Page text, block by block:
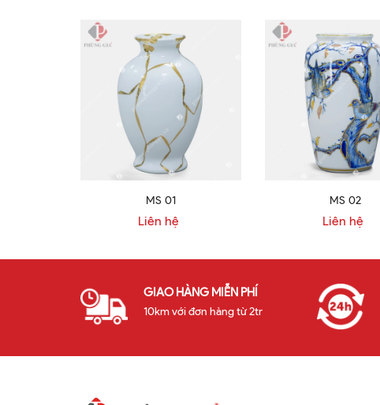
MS 01
Liên hệ
MS 02
Liên hệ
GIAO HÀNG MIỄN PHÍ
10km với đơn hàng từ 2tr